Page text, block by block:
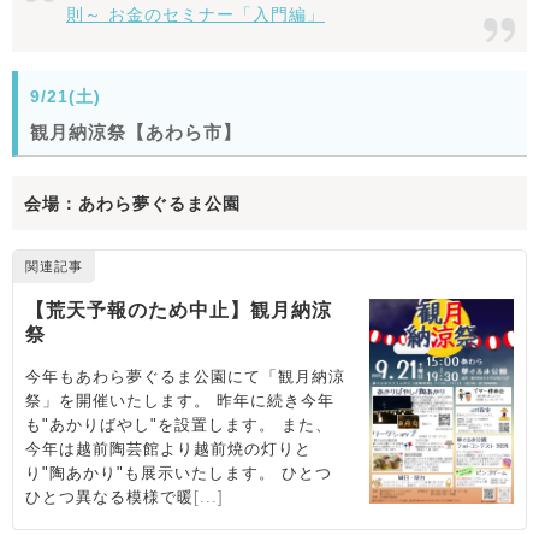
則～ お金のセミナー「入門編」
9/21(土)
観月納涼祭【あわら市】
会場：あわら夢ぐるま公園